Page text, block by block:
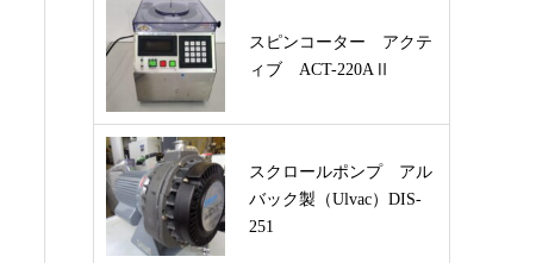
スピンコーター アクテ
ィブ ACT-220AⅡ
スクロールポンプ アル
バック製（Ulvac）DIS-
251